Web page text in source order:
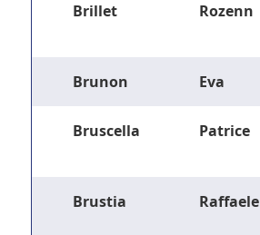
Brillet Rozenn
Brunon Eva
Bruscella Patrice
Brustia Raffaele